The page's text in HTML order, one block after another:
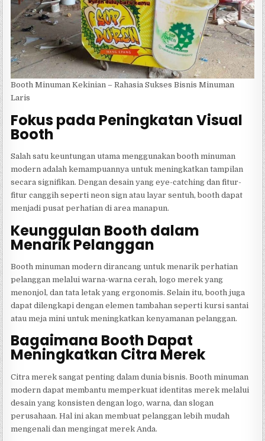
Booth Minuman Kekinian – Rahasia Sukses Bisnis Minuman
Laris
Fokus pada Peningkatan Visual
Booth
Salah satu keuntungan utama menggunakan booth minuman
modern adalah kemampuannya untuk meningkatkan tampilan
secara signifikan. Dengan desain yang eye-catching dan fitur-
fitur canggih seperti neon sign atau layar sentuh, booth dapat
menjadi pusat perhatian di area manapun.
Keunggulan Booth dalam
Menarik Pelanggan
Booth minuman modern dirancang untuk menarik perhatian
pelanggan melalui warna-warna cerah, logo merek yang
menonjol, dan tata letak yang ergonomis. Selain itu, booth juga
dapat dilengkapi dengan elemen tambahan seperti kursi santai
atau meja mini untuk meningkatkan kenyamanan pelanggan.
Bagaimana Booth Dapat
Meningkatkan Citra Merek
Citra merek sangat penting dalam dunia bisnis. Booth minuman
modern dapat membantu memperkuat identitas merek melalui
desain yang konsisten dengan logo, warna, dan slogan
perusahaan. Hal ini akan membuat pelanggan lebih mudah
mengenali dan mengingat merek Anda.